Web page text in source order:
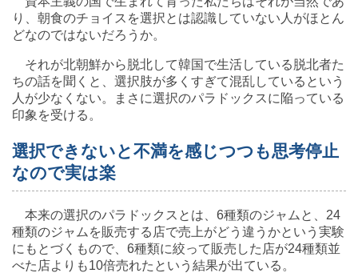
り、朝食のチョイスを選択とは認識していない人がほとん
どなのではないだろうか。
それが北朝鮮から脱北して韓国で生活している脱北者た
ちの話を聞くと、選択肢が多くすぎて混乱しているという
人が少なくない。まさに選択のパラドックスに陥っている
印象を受ける。
選択できないと不満を感じつつも思考停止
なので実は楽
本来の選択のパラドックスとは、6種類のジャムと、24
種類のジャムを販売する店で売上がどう違うかという実験
にもとづくもので、6種類に絞って販売した店が24種類並
べた店よりも10倍売れたという結果が出ている。